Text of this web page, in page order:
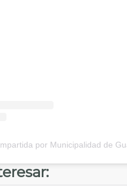
por Municipalidad de